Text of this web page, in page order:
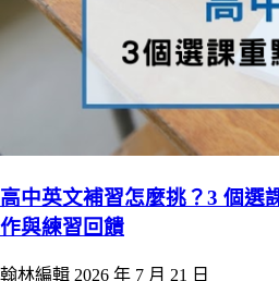
高中英文補習怎麼挑？3 個選
作與練習回饋
翰林編輯 2026 年 7 月 21 日